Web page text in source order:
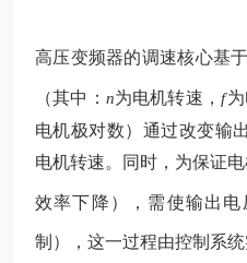
高压变频器的调速核心基于
（其中： n为电机转速， f为
电机极对数） 通过改变输
电机转速。同时，为保证
效率下降），需使输出
制），这一过程由控制系